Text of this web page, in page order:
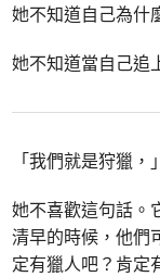
她不知道自己為什
她不知道當自己追
「我們就是狩獵，
她不喜歡這句話。
清早的時候，他們
定有獵人吧？肯定